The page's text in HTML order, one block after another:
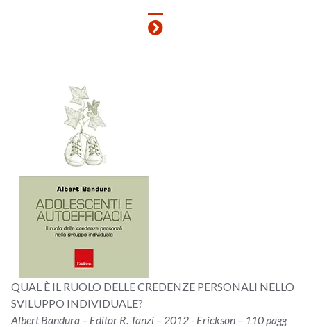
QUAL È IL RUOLO DELLE CREDENZE PERSONALI NELLO
SVILUPPO INDIVIDUALE?
Albert Bandura – Editor R. Tanzi – 2012 - Erickson – 110 pagg